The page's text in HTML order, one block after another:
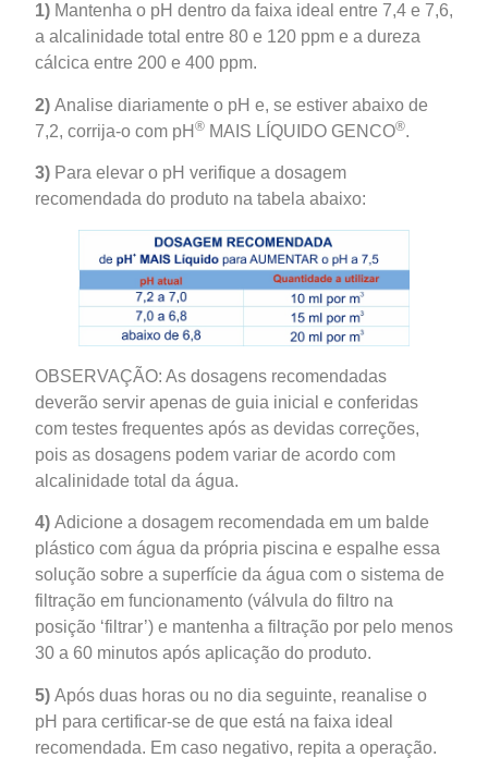
1) Mantenha o pH dentro da faixa ideal entre 7,4 e 7,6,
a alcalinidade total entre 80 e 120 ppm e a dureza
cálcica entre 200 e 400 ppm.
2) Analise diariamente o pH e, se estiver abaixo de
7,2, corrija-o com pH ® MAIS LÍQUIDO GENCO®.
3) Para elevar o pH verifique a dosagem
recomendada do produto na tabela abaixo:
OBSERVAÇÃO: As dosagens recomendadas
deverão servir apenas de guia inicial e conferidas
com testes frequentes após as devidas correções,
pois as dosagens podem variar de acordo com
alcalinidade total da água.
4) Adicione a dosagem recomendada em um balde
plástico com água da própria piscina e espalhe essa
solução sobre a superfície da água com o sistema de
filtração em funcionamento (válvula do filtro na
posição ‘filtrar’) e mantenha a filtração por pelo menos
30 a 60 minutos após aplicação do produto.
5) Após duas horas ou no dia seguinte, reanalise o
pH para certificar-se de que está na faixa ideal
recomendada. Em caso negativo, repita a operação.